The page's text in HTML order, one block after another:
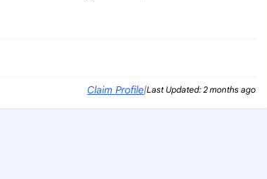
Claim Profile|Last Updated: 2 months ago